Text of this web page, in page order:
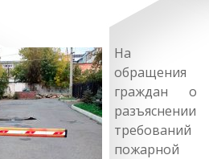
На
обращения
граждан о
разъяснении
требований
пожарной